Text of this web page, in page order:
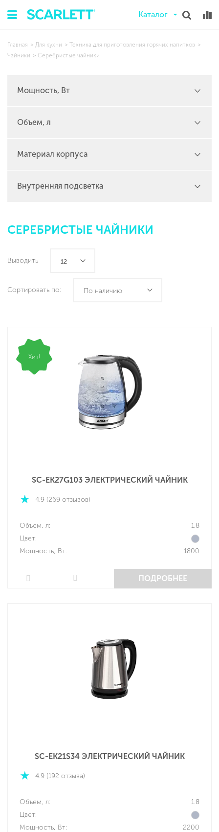
Каталог
Главная Для кухни
Техника для приготовления горячих напитков
Чайники
Серебристые чайники
Мощность, Вт
Объем, л
Материал корпуса
Внутренняя подсветка
СЕРЕБРИСТЫЕ ЧАЙНИКИ
Выводить 12
Сортировать по: По наличию
Хит!
SC-EK27G103 ЭЛЕКТРИЧЕСКИЙ ЧАЙНИК
4.9 (269 отзывов)
Объем, л:
1.8
Цвет:
Мощность, Вт:
1800
ПОДРОБНЕЕ
SC-EK21S34 ЭЛЕКТРИЧЕСКИЙ ЧАЙНИК
4.9 (192 отзыва)
Объем, л:
1.8
Цвет:
Мощность, Вт:
2200